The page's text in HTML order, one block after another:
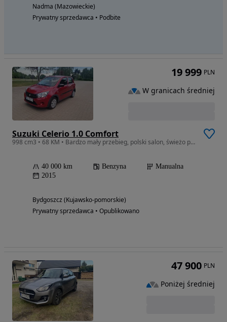
Nadma (Mazowieckie)
Prywatny sprzedawca • Podbite
Suzuki Celerio 1.0 Comfort
998 cm3 • 68 KM • Bardzo mały przebieg, polski salon, świeżo po wymianie oleju
40 000 km Benzyna
Manualna
2015
Bydgoszcz (Kujawsko-pomorskie)
Prywatny sprzedawca • Opublikowano
19 999 PLN
W granicach średniej
47 900 PLN
Poniżej średniej